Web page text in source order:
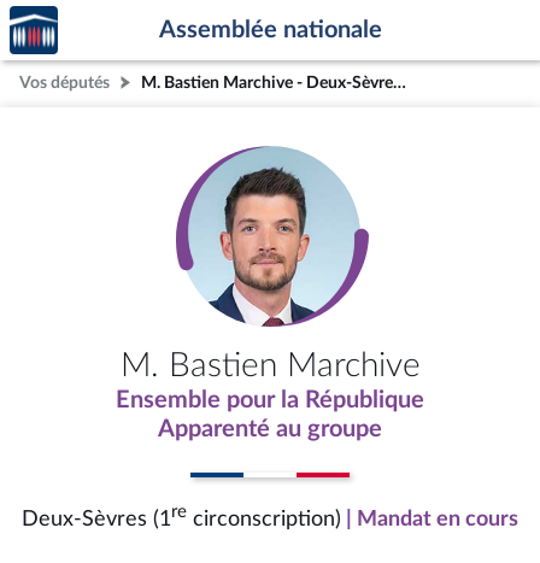
Aller au contenu
Aller en bas de la page
Accèder
à la
page
d'accueil
Assemblée nationale
Vos députés M. Bastien Marchive - Deux-Sèvres (1re circonscription)
M. Bastien Marchive
Ensemble pour la République
Apparenté au groupe
Deux-Sèvres (1re circonscription) | Mandat en cours